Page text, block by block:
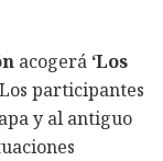
acogerá ‘Los
participantes
y al antiguo